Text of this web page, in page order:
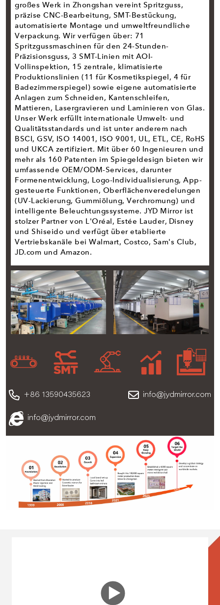
großes Werk in Zhongshan vereint Spritzguss,
präzise CNC-Bearbeitung, SMT-Bestückung,
automatisierte Montage und umweltfreundliche
Verpackung. Wir verfügen über: 71
Spritzgussmaschinen für den 24-Stunden-
Präzisionsguss, 3 SMT-Linien mit AOI-
Vollinspektion, 15 zentrale, klimatisierte
Produktionslinien (11 für Kosmetikspiegel, 4 für
Badezimmerspiegel) sowie eigene automatisierte
Anlagen zum Schneiden, Kantenschleifen,
Mattieren, Lasergravieren und Laminieren von Glas.
Unser Werk erfüllt internationale Umwelt- und
Qualitätsstandards und ist unter anderem nach
BSCI, GSV, ISO 14001, ISO 9001, UL, ETL, CE, RoHS
und UKCA zertifiziert. Mit über 60 Ingenieuren und
mehr als 160 Patenten im Spiegeldesign bieten wir
umfassende OEM/ODM-Services, darunter
Formenentwicklung, Logo-Individualisierung, App-
gesteuerte Funktionen, Oberflächenveredelungen
(UV-Lackierung, Gummiölung, Verchromung) und
intelligente Beleuchtungssysteme. JYD Mirror ist
stolzer Partner von L'Oréal, Estée Lauder, Disney
und Shiseido und verfügt über etablierte
Vertriebskanäle bei Walmart, Costco, Sam's Club,
JD.com und Amazon.
+86 13590435623 info@jydmirror.com
info@jydmirror.com